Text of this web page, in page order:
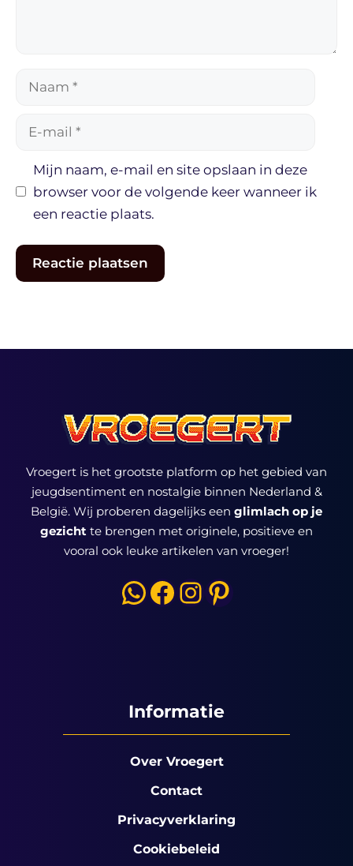
Naam
Mijn naam, e-mail en site opslaan in deze
browser voor de volgende keer wanneer ik
een reactie plaats.
Vroegert is het grootste platform op het gebied van
jeugdsentiment en nostalgie binnen Nederland &
België. Wij proberen dagelijks een glimlach op je
gezicht te brengen met originele, positieve en
vooral ook leuke artikelen van vroeger!
WhatsApp
Facebook
Instagram
Pinterest
Informatie
Over Vroegert
Contact
Privacyverklaring
Cookiebeleid